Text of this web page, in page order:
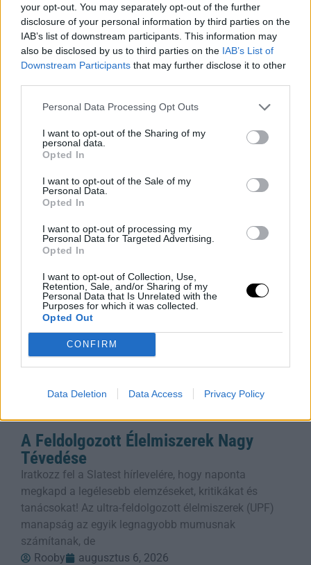
your opt-out. You may separately opt-out of the further
disclosure of your personal information by third parties on the
IAB’s list of downstream participants. This information may
also be disclosed by us to third parties on the IAB’s List of
Downstream Participants that may further disclose it to other
Personal Data Processing Opt Outs
I want to opt-out of the Sharing of my
personal data.
Opted In
I want to opt-out of the Sale of my
Personal Data.
Opted In
I want to opt-out of processing my
Personal Data for Targeted Advertising.
Opted In
I want to opt-out of Collection, Use,
Retention, Sale, and/or Sharing of my
Personal Data that Is Unrelated with the
Purposes for which it was collected.
Opted Out
CONFIRM
Data Deletion Data Access Privacy Policy
Siri AI a Csuklón: Az Apple Watch
Okosabbikra Vált
A Siri logója, balra, és az Apple mesterséges
intelligenciával továbbfejlesztett asszisztensének
vizuális felülete. Apple/Vanessa Hand Orellana/CNET
Ha valaha is próbáltál már bármit kérdezni a Siritől
Rooby
augusztus 6, 2026
A Feldolgozott Élelmiszerek Nagy
Tévedése
Iratkozz fel a Slatest hírlevelére, hogy naponta
megkapd a legélesebb elemzéseket, kritikákat és
tanácsokat! Az ultra-feldolgozott élelmiszerek (UPF)
manapság az egyik legnagyobb mumusnak
számítanak, de
Rooby
augusztus 6, 2026